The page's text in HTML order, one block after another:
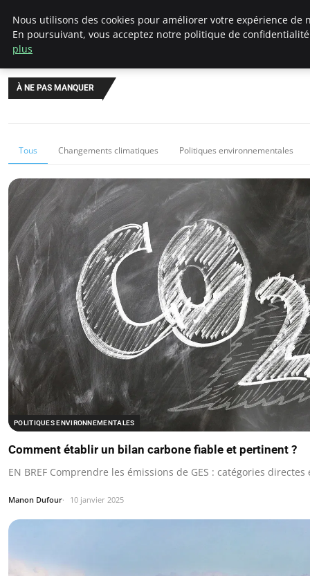
Climategatecountryclub.com
À NE PAS MANQUER
Tous Changements climatiques Politiques environnementales
POLITIQUES ENVIRONNEMENTALES
Comment établir un bilan carbone fiable et pertinent ?
EN BREF Comprendre les émissions de GES : catégories
Manon Dufour 10 janvier 2025
Nous utilisons des cookies pour améliorer votre expérience de
En poursuivant, vous acceptez notre politique de
plus